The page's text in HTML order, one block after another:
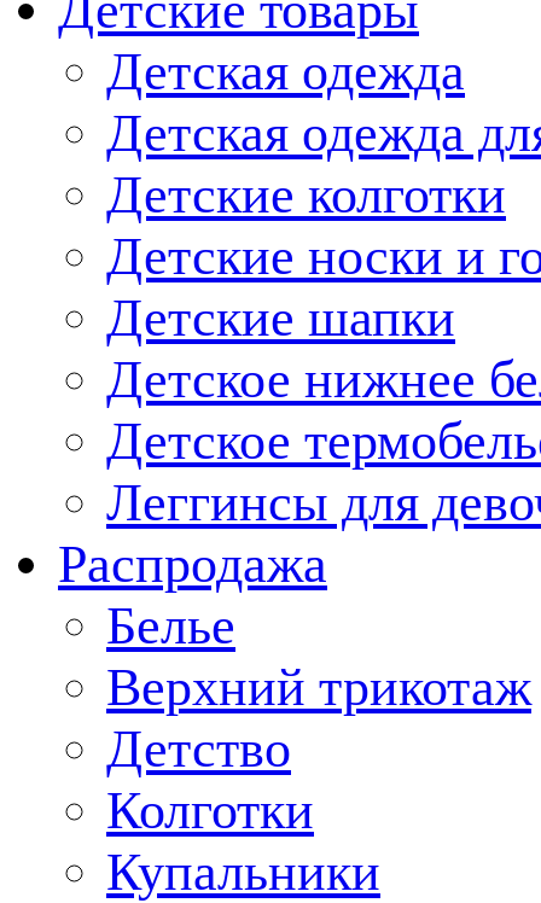
Детская одежда
Детская одежда
Детские колготки
Детские носки и
Детские шапки
Детское нижнее
Детское
Леггинсы для
Распродажа
Белье
Верхний трикотаж
Детство
Колготки
Купальники